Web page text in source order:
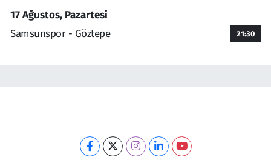
17 Ağustos, Pazartesi
Samsunspor - Göztepe
21:30